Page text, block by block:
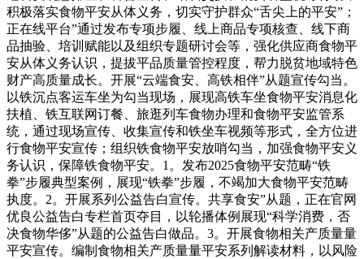
积极落实食物平安从体义务，切实守护群众“舌尖上的平安”；
正在线平台”通过发布专项步履、线上商品专项核查、线下商
品抽验、培训赋能以及组织专题研讨会等，强化供应商食物平
安从体义务认识，提拔平品质量管控程度，帮力脱贫地域特色
财产高质量成长。开展“云端食安、高铁相伴”从题宣传勾当。
以铁沉点客运车坐为勾当现场，展现高铁车坐食物平安消息化
扶植、铁互联网订餐、旅逛列车食物办理和食物平安监管系
统，通过现场宣传、收集宣传和铁坐车视频等形式，全方位进
行食物平安宣传；组织铁食物平安放哨勾当，加强食物平安义
务认识，保障铁食物平安。1。发布2025食物平安范畴“铁
拳”步履典型案例，展现“铁拳”步履，不竭加大食物平安范畴
执度。2。开展系列公益告白宣传。共享食安”从题，正在官网
优良公益告白专栏首页夺目，以轮播体例展现“科学消费，否
决食物华侈”从题的公益告白做品。3。开展食物相关产质量量
平安宣传。编制食物相关产质量量平安系列解读材料，以风险